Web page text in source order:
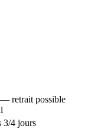
retrait possible
3/4 jours